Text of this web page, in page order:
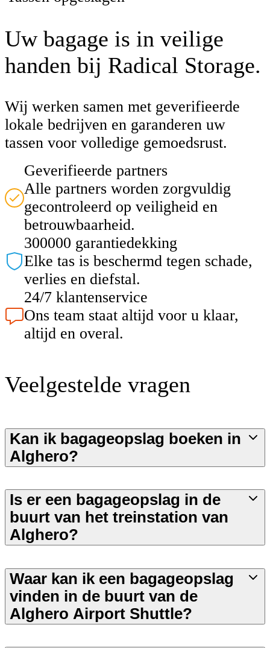
Uw bagage is in veilige
handen bij Radical Storage.
Wij werken samen met geverifieerde
lokale bedrijven en garanderen uw
tassen voor volledige gemoedsrust.
Geverifieerde partners
Alle partners worden zorgvuldig
gecontroleerd op veiligheid en
betrouwbaarheid.
300000 garantiedekking
Elke tas is beschermd tegen schade,
verlies en diefstal.
24/7 klantenservice
Ons team staat altijd voor u klaar,
altijd en overal.
Veelgestelde vragen
Kan ik bagageopslag boeken in
Alghero?
Is er een bagageopslag in de
buurt van het treinstation van
Alghero?
Waar kan ik een bagageopslag
vinden in de buurt van de
Alghero Airport Shuttle?